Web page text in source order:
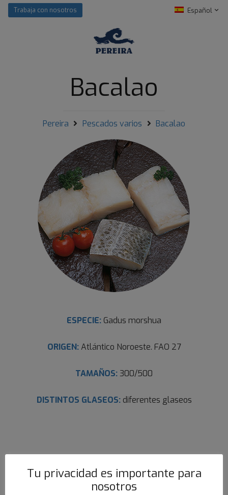
Trabaja con nosotros Español
Bacalao
Pereira Pescados varios Bacalao
ESPECIE: Gadus morshua
ORIGEN:Atlántico Noroeste. FAO 27
TAMAÑOS: 300/500
DISTINTOS GLASEOS: diferentes glaseos
Tu privacidad es importante para
nosotros